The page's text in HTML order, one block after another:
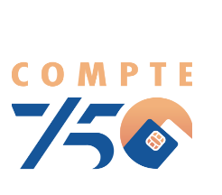
contenu